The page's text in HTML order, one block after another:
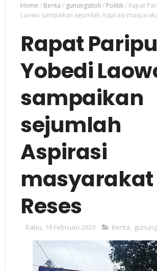
Home / Berita / gunungsitoli / Politik/ Rapat
Laowo sampaikan sejumlah Aspirasi
Rapat
Yobedi
sampaikan
sejumlah
Aspirasi
Reses
Rabu, 19 Februari 2020 Berita,